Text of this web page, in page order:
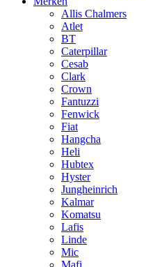
Allis Chalmers
Atlet
BT
Caterpillar
Cesab
Clark
Crown
Fantuzzi
Fenwick
Fiat
Hangcha
Heli
Hubtex
Hyster
Jungheinrich
Kalmar
Komatsu
Lafis
Linde
Mic
Mafi